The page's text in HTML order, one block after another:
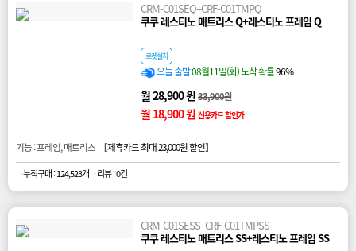
CRM-C01SEQ+CRF-C01TMPQ
쿠쿠 레스티노 매트리스 Q+레스티노 프레임 Q
로켓설치
오늘 출발08월11일(화) 도착 확률96%
월 28,900 원33,900원
월 18,900 원 신용카드 할인가
기능 : 프레임, 매트리스 【제휴카드 최대 23,000원 할인】
· 누적구매 : 124,523개 · 리뷰 : 0건
CRM-C01SESS+CRF-C01TMPSS
쿠쿠 레스티노 매트리스 SS+레스티노 프레임 SS